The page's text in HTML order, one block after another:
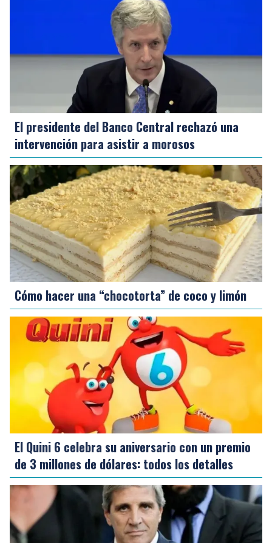
El presidente del Banco Central rechazó una
intervención para asistir a morosos
Cómo hacer una “chocotorta” de coco y limón
El Quini 6 celebra su aniversario con un premio
de 3 millones de dólares: todos los detalles